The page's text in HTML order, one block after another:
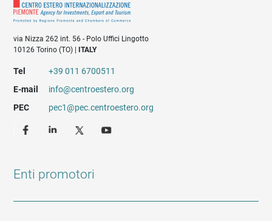
via Nizza 262 int. 56 - Polo Uffici Lingotto
10126 Torino (TO) |
ITALY
Tel
+39 011 6700511
E-mail
info@centroestero.org
PEC
pec1@pec.centroestero.org
Enti promotori